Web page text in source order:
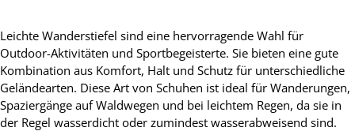
Leichte Wanderstiefel sind eine hervorragende Wahl für
Outdoor-Aktivitäten und Sportbegeisterte. Sie bieten eine gute
Kombination aus Komfort, Halt und Schutz für unterschiedliche
Geländearten. Diese Art von Schuhen ist ideal für Wanderungen,
Spaziergänge auf Waldwegen und bei leichtem Regen, da sie in
der Regel wasserdicht oder zumindest wasserabweisend sind.